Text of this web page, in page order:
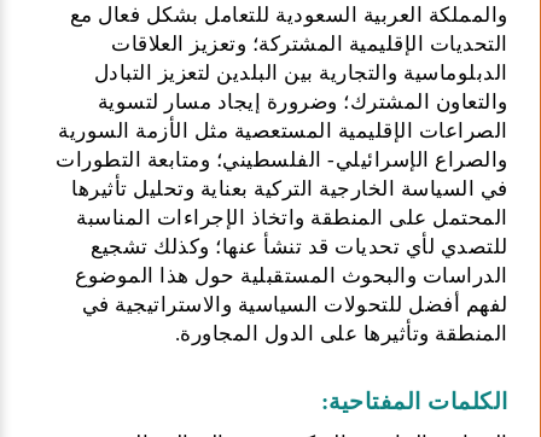
والمملكة العربية السعودية للتعامل بشكل فعال مع
التحديات الإقليمية المشتركة؛ وتعزيز العلاقات
الدبلوماسية والتجارية بين البلدين لتعزيز التبادل
والتعاون المشترك؛ وضرورة إيجاد مسار لتسوية
الصراعات الإقليمية المستعصية مثل الأزمة السورية
والصراع الإسرائيلي- الفلسطيني؛ ومتابعة التطورات
في السياسة الخارجية التركية بعناية وتحليل تأثيرها
المحتمل على المنطقة واتخاذ الإجراءات المناسبة
للتصدي لأي تحديات قد تنشأ عنها؛ وكذلك تشجيع
الدراسات والبحوث المستقبلية حول هذا الموضوع
لفهم أفضل للتحولات السياسية والاستراتيجية في
المنطقة وتأثيرها على الدول المجاورة.
الكلمات المفتاحية: